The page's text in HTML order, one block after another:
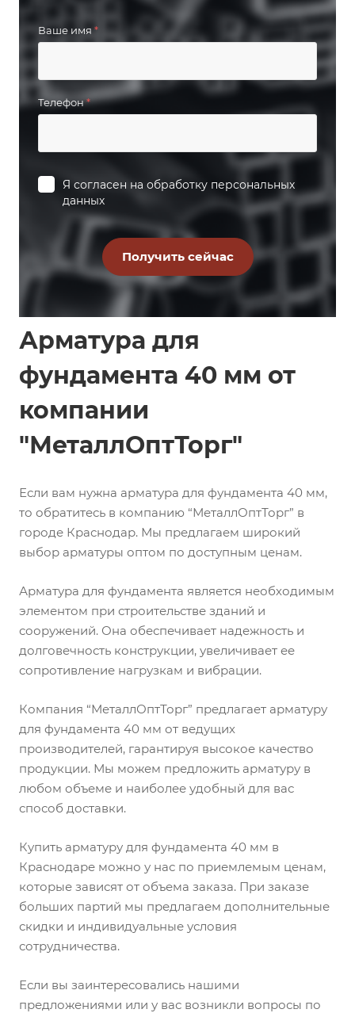
Ваше имя *
Телефон*
Я согласен на обработку персональных
данных
Арматура для
фундамента 40 мм от
компании
"МеталлОптТорг"
Если вам нужна арматура для фундамента 40 мм,
то обратитесь в компанию “МеталлОптТорг” в
городе Краснодар. Мы предлагаем широкий
выбор арматуры оптом по доступным ценам.
Арматура для фундамента является необходимым
элементом при строительстве зданий и
сооружений. Она обеспечивает надежность и
долговечность конструкции, увеличивает ее
сопротивление нагрузкам и вибрации.
Компания “МеталлОптТорг” предлагает арматуру
для фундамента 40 мм от ведущих
производителей, гарантируя высокое качество
продукции. Мы можем предложить арматуру в
любом объеме и наиболее удобный для вас
способ доставки.
Купить арматуру для фундамента 40 мм в
Краснодаре можно у нас по приемлемым ценам,
которые зависят от объема заказа. При заказе
больших партий мы предлагаем дополнительные
скидки и индивидуальные условия
сотрудничества.
Если вы заинтересовались нашими
предложениями или у вас возникли вопросы по